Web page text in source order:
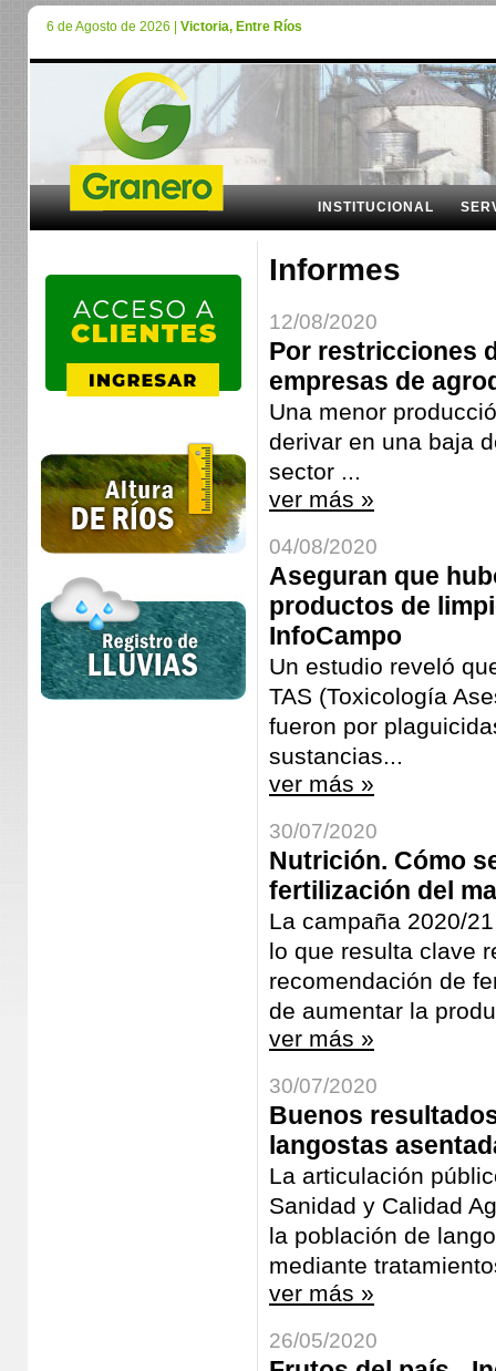
6 de Agosto de 2026 | Victoria, Entre Ríos
INSTITUCIONAL
Informes
12/08/2020
Por restricciones
empresas de
Una menor
derivar en una baja
sector ...
ver más »
04/08/2020
Aseguran que
productos de
InfoCampo
Un estudio reveló
TAS (Toxicología
fueron por
sustancias...
ver más »
30/07/2020
Nutrición. Cómo
fertilización del
La campaña 2020/
lo que resulta clave
recomendación de
de aumentar la
ver más »
30/07/2020
Buenos
langostas
La articulación
Sanidad y Calidad
la población de
mediante
ver más »
26/05/2020